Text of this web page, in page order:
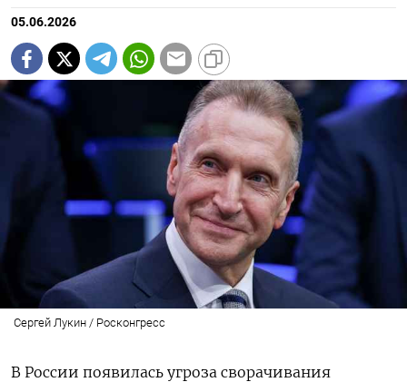
05.06.2026
Сергей Лукин / Росконгресс
В России появилась угроза сворачивания